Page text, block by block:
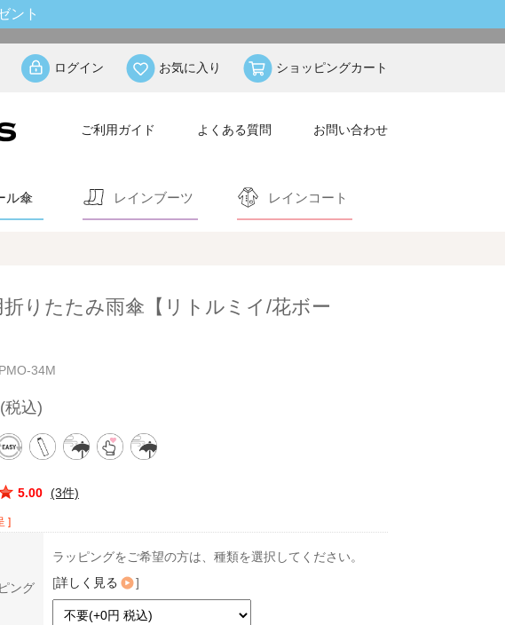
ント
ログイン お気に入り ショッピングカート
ご利用ガイド よくある質問 お問い合わせ
ル傘 レインブーツ レインコート
折りたたみ雨傘【リトルミイ/花ボー
34M
(税込)
5.00 (3件)
]
ング
ラッピングをご希望の方は、種類を選択してください。
[詳しく見る ]